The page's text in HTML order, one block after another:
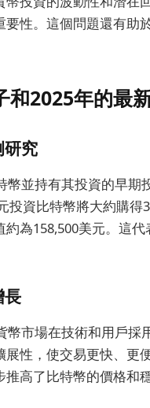
要性。這個問題還有助
和2025年的最
研究
幣並持有其投資的早期
投資比特幣將大約購得
為158,500美元。這
長
幣市場在技術和用戶
展性，使交易更快、更
高了比特幣的價格和穩